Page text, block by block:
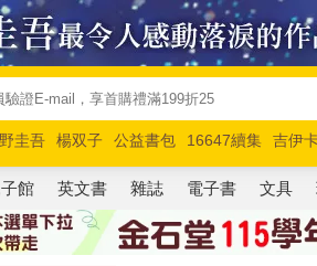
圭吾 楊双子 公益書包 16647續集 吉伊
路邊攤新作 馬斯克 玩具總動員5 超慢跑
館 英文書 雜誌 電子書 文具